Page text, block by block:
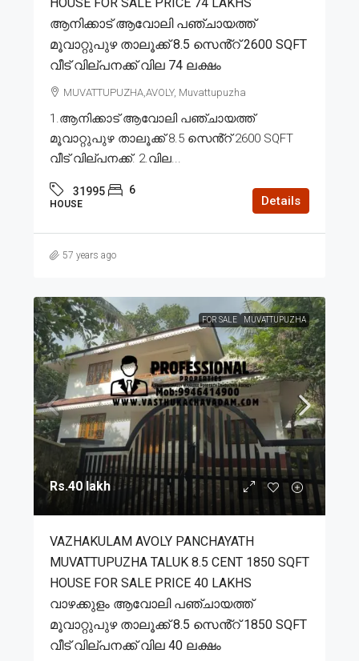
ആനിക്കാട് ആവോലി പഞ്ചായത്ത്
മൂവാറ്റുപുഴ താലൂക്ക് 8.5 സെൻ്റ് 2600 SQFT
വീട് വില്പനക്ക് വില 74 ലക്ഷം
MUVATTUPUZHA,AVOLY, Muvattupuzha
1.ആനിക്കാട് ആവോലി പഞ്ചായത്ത്
മൂവാറ്റുപുഴ താലൂക്ക് 8.5 സെൻ്റ് 2600 SQFT
വീട് വില്പനക്ക്. 2.വില...
31995 6
HOUSE Details
57 years ago
FOR SALE MUVATTUPUZHA
Rs.40 lakh
VAZHAKULAM AVOLY PANCHAYATH
MUVATTUPUZHA TALUK 8.5 CENT 1850 SQFT
HOUSE FOR SALE PRICE 40 LAKHS
വാഴക്കുളം ആവോലി പഞ്ചായത്ത്
മൂവാറ്റുപുഴ താലൂക്ക് 8.5 സെൻ്റ് 1850 SQFT
വീട് വില്പനക്ക് വില 40 ലക്ഷം